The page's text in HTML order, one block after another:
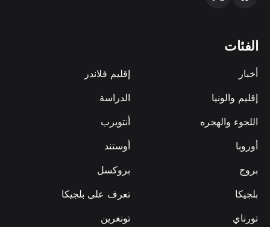
الفئات
أخبار
إقليم فلاندر
إقليم والونيا
الدراسة
اللجوء والهجره
أنتويرب
أوروبا
أوستند
بروج
بروكسل
بلجيكا
تعرف على بلجيكا
تورناي
تونغرين